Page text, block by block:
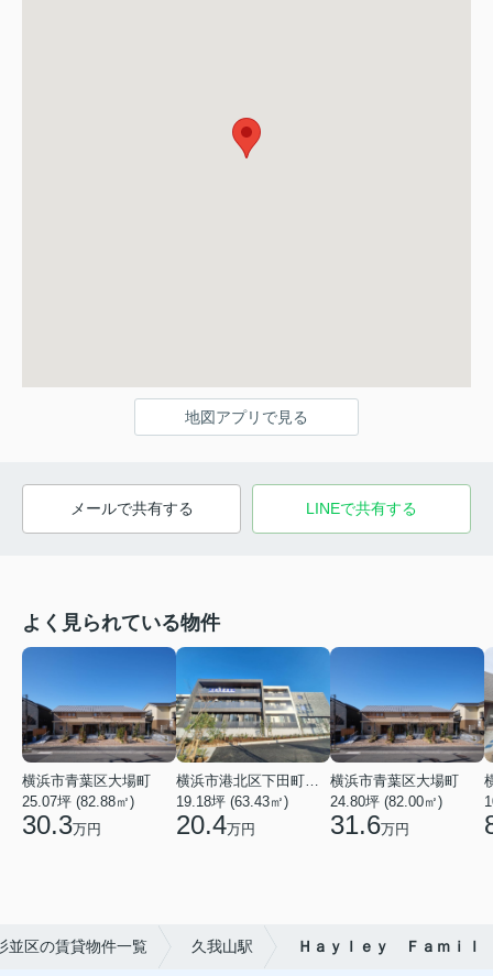
地図アプリで見る
メールで共有する LINEで共有する
よく見られている物件
横浜市青葉区大場町
25.07坪 (82.88㎡)
30.3万円
19.18坪 (63.43㎡)
20.4万円
横浜市青葉区大場町
24.80坪 (82.00㎡)
31.6万円
並区の賃貸物件一覧 久我山駅 Ｈａｙｌｅｙ Ｆａｍｉｌ